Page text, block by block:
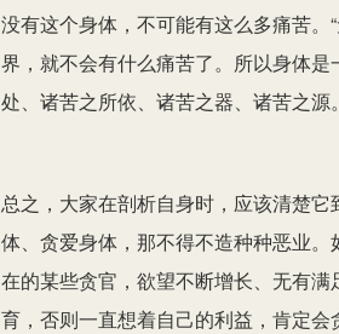
没有这个身体，不可能有这么多痛苦
界，就不会有什么痛苦了。所以身体
处、诸苦之所依、诸苦之器、诸苦之源
总之，大家在剖析自身时，应该清楚
体、贪爱身体，那不得不造种种恶业
在的某些贪官，欲望不断增长、无有
育，否则一直想着自己的利益，肯定会